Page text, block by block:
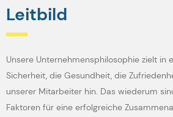
Leitbild
Unsere Unternehmensphilosophie zielt in
Sicherheit, die Gesundheit, die
unserer Mitarbeiter hin. Das wiederum
Faktoren für eine erfolgreiche